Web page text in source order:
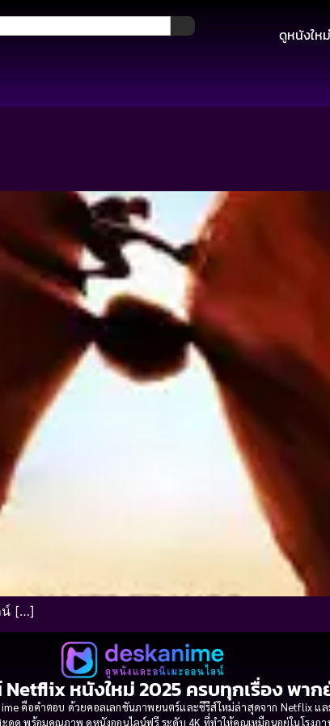
ดูหนังให
น์ […]
หนังใหม่ 2025 ครบทุกเรื่อง พาก
คือคำตอบ ด้วยคอลเลกชันภาพยนตร์และซีรีส์ใหม่ล่าสุดจาก Netflix แล
ด พร้อมคุณภาพ ดูหนังออนไลน์ฟรี ระดับ 4K ที่ทำให้คุณเหมือนอยู่ในโรงภ